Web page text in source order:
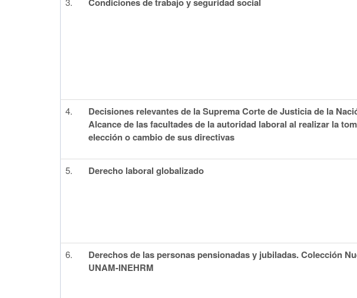
4.
Decisiones relevantes de la Suprema Corte de Justicia de la
Alcance de las facultades de la autoridad laboral al realizar la
elección o cambio de sus directivas
5. Derecho laboral globalizado
6.
Derechos de las personas pensionadas y jubiladas. Colección
UNAM-INEHRM